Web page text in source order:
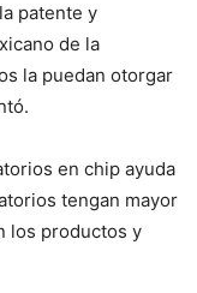
patente y
de la
la puedan otorgar
en chip ayuda
tengan mayor
los productos y